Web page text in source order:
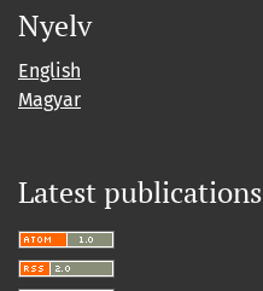
Nyelv
English
Magyar
Latest publications